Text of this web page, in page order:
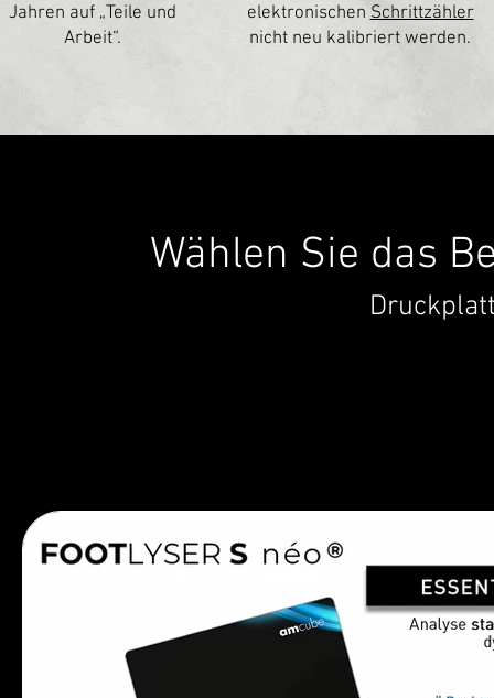
Jahren auf „Teile und
Arbeit“.
elektronischenSchrittzähler
nicht neu kalibriert werden.
Wählen Sie das